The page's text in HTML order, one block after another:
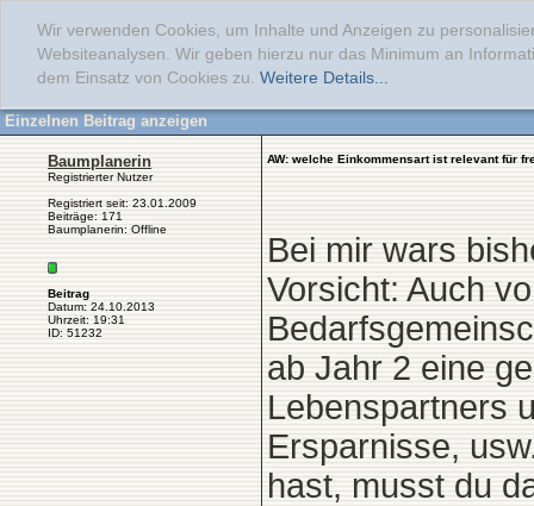
Wir verwenden Cookies, um Inhalte und Anzeigen zu
Websiteanalysen. Wir geben hierzu nur das Minimum an
dem Einsatz von Cookies zu. Weitere Details...
Einzelnen Beitrag anzeigen
Baumplanerin
Registrierter Nutzer
Registriert seit: 23.01.2009
Beiträge: 171
Baumplanerin: Offline
Beitrag
Datum: 24.10.2013
Uhrzeit: 19:31
ID: 51232
AW: welche Einkommensart ist relevant für
Bei mir wars
Vorsicht: Auch
ab Jahr 2 eine
Lebenspartners
Ersparnisse,
hast, musst du